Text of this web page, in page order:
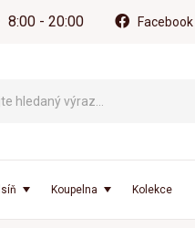
8:00 - 20:00 Facebook
Koupelna Kolekce